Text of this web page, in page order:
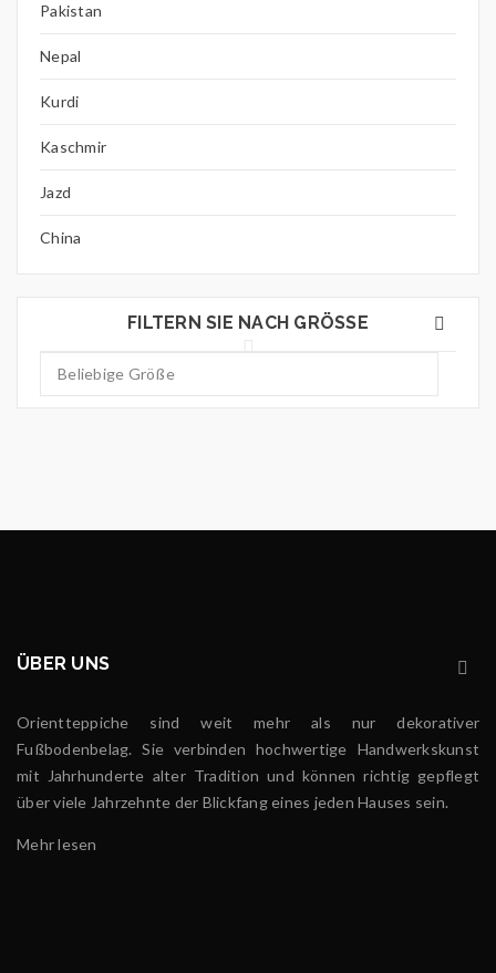
Pakistan
Nepal
Kurdi
Kaschmir
Jazd
China
FILTERN SIE NACH GRÖSSE
ÜBER UNS
Orientteppiche sind weit mehr als nur dekorativer
Fußbodenbelag. Sie verbinden hochwertige Handwerkskunst
mit Jahrhunderte alter Tradition und können richtig gepflegt
über viele Jahrzehnte der Blickfang eines jeden Hauses sein.
Mehr lesen